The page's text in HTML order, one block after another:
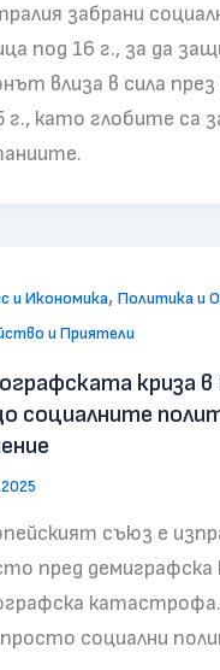
забрани
под 16 г., за да
влиза в сила през
г., като глобите са
и Икономика, Политика и
и Приятели
криза в
социалните
съюз е
пред демиграфска
социални